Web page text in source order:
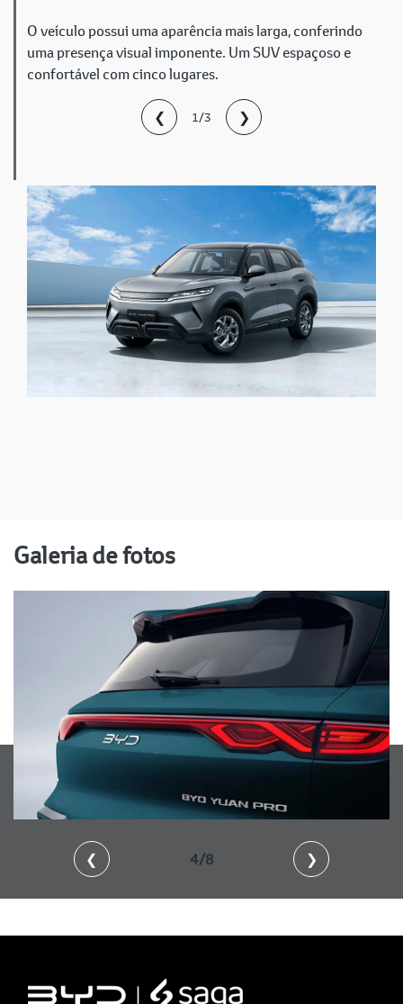
O veículo possui uma aparência mais larga, conferindo
uma presença visual imponente. Um SUV espaçoso e
confortável com cinco lugares.
❮ 1/3 ❯
Galeria de fotos
❮ 4/8 ❯